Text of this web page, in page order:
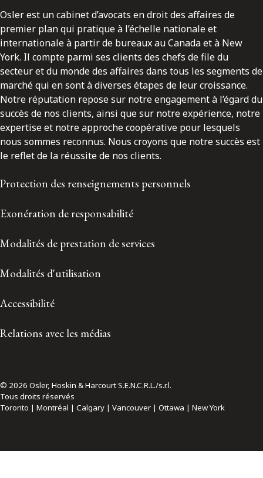
Osler est un cabinet d’avocats en droit des affaires de
premier plan qui pratique à l’échelle nationale et
internationale à partir de bureaux au Canada et à New
York. Il compte parmi ses clients des chefs de file du
secteur et du monde des affaires dans tous les segments de
marché qui en sont à diverses étapes de leur croissance.
Notre réputation repose sur notre engagement à l’égard du
succès de nos clients, ainsi que sur notre expérience, notre
expertise et notre approche coopérative pour lesquels
nous sommes reconnus. Nous croyons que notre succès est
le reflet de la réussite de nos clients.
Protection des renseignements personnels
Exonération de responsabilité
Modalités de prestation de services
Modalités d'utilisation
Accessibilité
Relations avec les médias
© 2026 Osler, Hoskin & Harcourt S.E.N.C.R.L./s.r.l.
Tous droits réservés
Toronto | Montréal | Calgary | Vancouver | Ottawa | New York